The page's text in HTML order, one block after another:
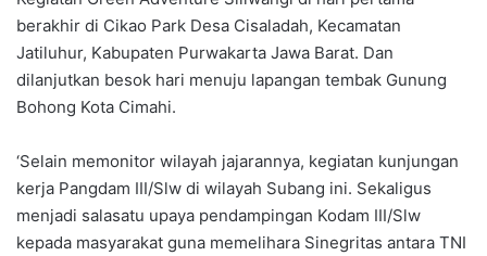
berakhir di Cikao Park Desa Cisaladah, Kecamatan
Jatiluhur, Kabupaten Purwakarta Jawa Barat. Dan
dilanjutkan besok hari menuju lapangan tembak Gunung
Bohong Kota Cimahi.
‘Selain memonitor wilayah jajarannya, kegiatan kunjungan
kerja Pangdam III/Slw di wilayah Subang ini. Sekaligus
menjadi salasatu upaya pendampingan Kodam III/Slw
kepada masyarakat guna memelihara Sinegritas antara TNI